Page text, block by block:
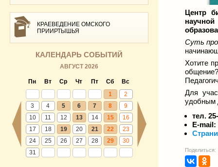
КРАЕВЕДЕНИЕ ОМСКОГО
ПРИИРТЫШЬЯ
КАЛЕНДАРЬ СОБЫТИЙ
АВГУСТ 2026
Пн Вт Ср Чт Пт Сб
Вс
1
2
3
4 5 6 7 8
9
10
11 12 13 14 15
16
17
18 19 20 21 22
23
24
25 26 27 28 29
30
31
Центр
Суть
Хотите
Для
удобным
тел.
E-mail:
Поделиться: